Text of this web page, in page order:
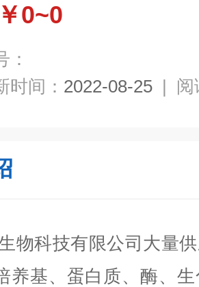
￥0~0
：
时间： 2022-08-25 | 阅
物科技有限公司大量
养基、蛋白质、酶、